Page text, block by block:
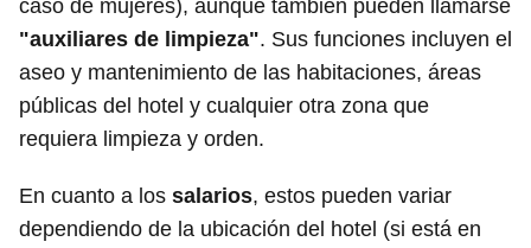
caso de mujeres), aunque también pueden llamarse
"auxiliares de limpieza". Sus funciones incluyen el
aseo y mantenimiento de las habitaciones, áreas
públicas del hotel y cualquier otra zona que
requiera limpieza y orden.
En cuanto a los salarios, estos pueden variar
dependiendo de la ubicación del hotel (si está en